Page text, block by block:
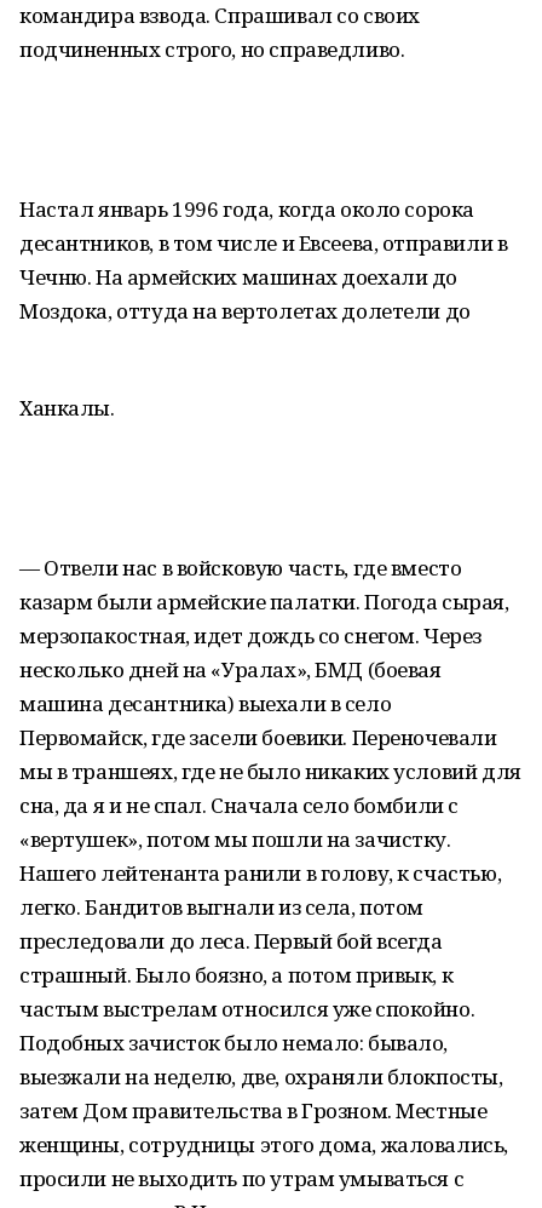
командира взвода. Спрашивал со своих
подчиненных строго, но справедливо.
Настал январь 1996 года, когда около сорока
десантников, в том числе и Евсеева, отправили в
Чечню. На армейских машинах доехали до
Моздока, оттуда на вертолетах долетели до
Ханкалы.
— Отвели нас в войсковую часть, где вместо
казарм были армейские палатки. Погода сырая,
мерзопакостная, идет дождь со снегом. Через
несколько дней на «Уралах», БМД (боевая
машина десантника) выехали в село
Первомайск, где засели боевики. Переночевали
мы в траншеях, где не было никаких условий для
сна, да я и не спал. Сначала село бомбили с
«вертушек», потом мы пошли на зачистку.
Нашего лейтенанта ранили в голову, к счастью,
легко. Бандитов выгнали из села, потом
преследовали до леса. Первый бой всегда
страшный. Было боязно, а потом привык, к
частым выстрелам относился уже спокойно.
Подобных зачисток было немало: бывало,
выезжали на неделю, две, охраняли блокпосты,
затем Дом правительства в Грозном. Местные
женщины, сотрудницы этого дома, жаловались,
просили не выходить по утрам умываться с